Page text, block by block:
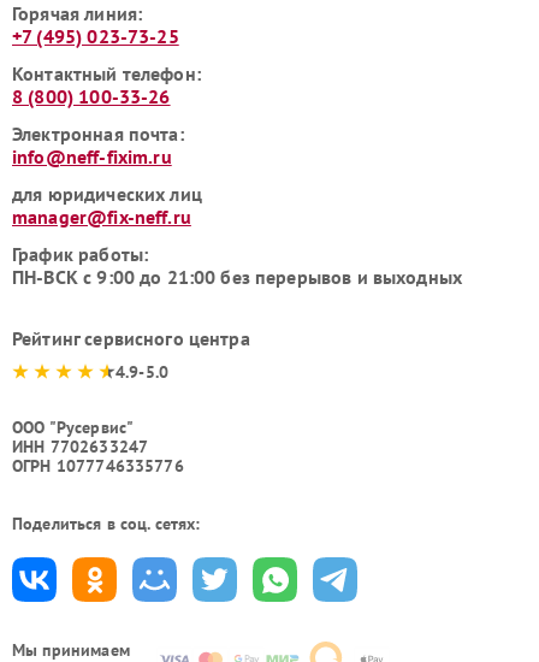
Мы принимаем
Горячая линия:
+7 (495) 023-73-25
Контактный телефон:
8 (800) 100-33-26
Электронная почта:
info@neff-fixim.ru
для юридических лиц
manager@fix-neff.ru
График работы:
ПН-ВСК с 9:00 до 21:00 без перерывов и выходных
Рейтинг сервисного центра
4.9-5.0
ООО "Русервис"
ИНН 7702633247
ОГРН 1077746335776
Поделиться в соц. сетях: